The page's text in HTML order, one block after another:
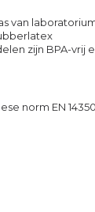
van
zijn BPA-vrij
norm EN